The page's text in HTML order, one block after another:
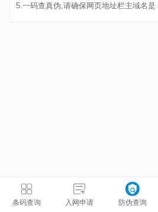
5.一码查真伪,请确保网页地址栏主域名是
条码查询 入网申请 防伪查询